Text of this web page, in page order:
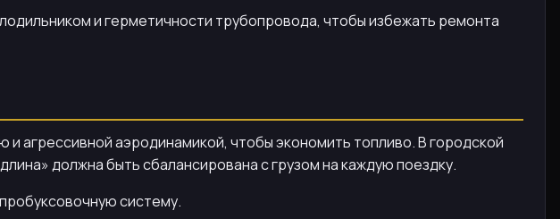
и герметичности трубопровода, чтобы избежать ремонта
агрессивной аэродинамикой, чтобы экономить топливо. В городской
должна быть сбалансирована с грузом на каждую поездку.
систему.